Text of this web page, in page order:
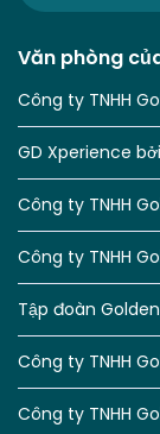
Văn phòng
Công ty TNHH
GD Xperience
Công ty TNHH
Công ty TNHH
Tập đoàn
Công ty TNHH
Công ty TNHH